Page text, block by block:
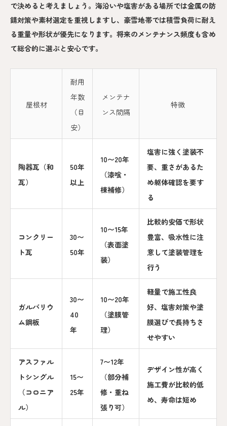
で決めると考えましょう。海沿いや塩害がある場所では金属の防
錆対策や素材選定を重視しますし、豪雪地帯では積雪負荷に耐え
る重量や形状が優先になります。将来のメンテナンス頻度も含め
て総合的に選ぶと安心です。
屋根材
耐用
年数
（目
安）
メンテナ
ンス間隔
特徴
陶器瓦（和
瓦）
50年
以上
10〜20年
（漆喰・
棟補修）
塩害に強く塗装不
要、重さがあるた
め躯体確認を要す
る
コンクリー
ト瓦
30〜
50年
10〜15年
（表面塗
装）
比較的安価で形状
豊富、吸水性に注
意して塗装管理を
行う
ガルバリウ
ム鋼板
30〜
40
年
10〜20年
（塗膜管
理）
軽量で施工性良
好、塩害対策や塗
膜選びで長持ちさ
せやすい
アスファル
トシングル
（コロニア
ル）
15〜
25年
7〜12年
（部分補
修・重ね
張り可）
デザイン性が高く
施工費が比較的低
め、寿命は短め